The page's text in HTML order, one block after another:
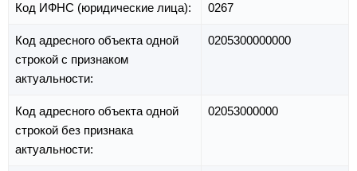
Код ИФНС (юридические лица): 0267
Код адресного объекта одной
строкой с признаком
актуальности:
0205300000000
Код адресного объекта одной
строкой без признака
актуальности:
02053000000